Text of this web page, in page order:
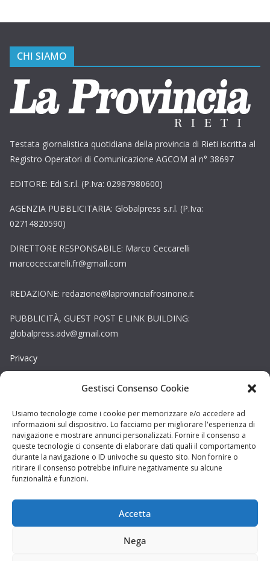
Gestisci Consenso Cookie
Usiamo tecnologie come i cookie per memorizzare e/o accedere ad
informazioni sul dispositivo. Lo facciamo per migliorare l'esperienza di
navigazione e mostrare annunci personalizzati. Fornire il consenso a
queste tecnologie ci consente di elaborare dati quali il comportamento
durante la navigazione o ID univoche su questo sito. Non fornire o
ritirare il consenso potrebbe influire negativamente su alcune
funzionalità e funzioni.
Accetta
Nega
CHI SIAMO
Testata giornalistica quotidiana della provincia di Rieti iscritta al
Registro Operatori di Comunicazione AGCOM al n° 38697
EDITORE: Edi S.r.l. (P.Iva: 02987980600)
AGENZIA PUBBLICITARIA: Globalpress s.r.l. (P.Iva:
02714820590)
DIRETTORE RESPONSABILE: Marco Ceccarelli
marcoceccarelli.fr@gmail.com
REDAZIONE: redazione@laprovinciafrosinone.it
PUBBLICITÀ, GUEST POST E LINK BUILDING:
globalpress.adv@gmail.com
Privacy
Copyright © La Provincia Rieti. Tutti i diritti riservati.
Sito web creato daDAG STUDIO